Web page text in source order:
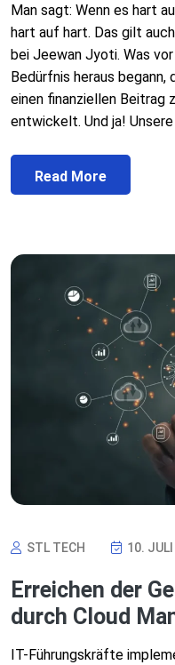
Man sagt: Wenn es hart
hart auf hart. Das gilt
bei Jeewan Jyoti. Was
Bedürfnis heraus
einen finanziellen Beitrag
entwickelt. Und ja!
Read More
STL TECH 10.
Erreichen der
durch Cloud
IT-Führungskräfte